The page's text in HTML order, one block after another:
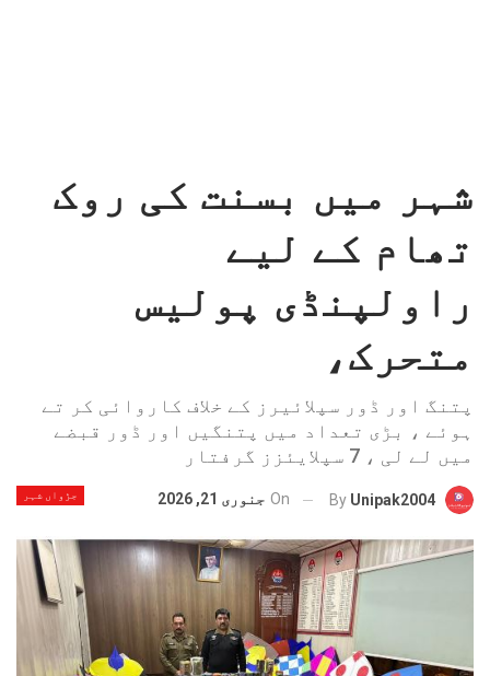
شہر میں بسنت کی روک
تھام کے لیے
راولپنڈی پولیس
متحرک،
پتنگ اور ڈور سپلائیرز کے خلاف کاروائی کر تے
ہوئے ، بڑی تعداد میں پتنگیں اور ڈور قبضے
میں لے لی ، 7 سپلایئزز گرفتار
جڑواں شہر By Unipak2004
On جنوری 21, 2026